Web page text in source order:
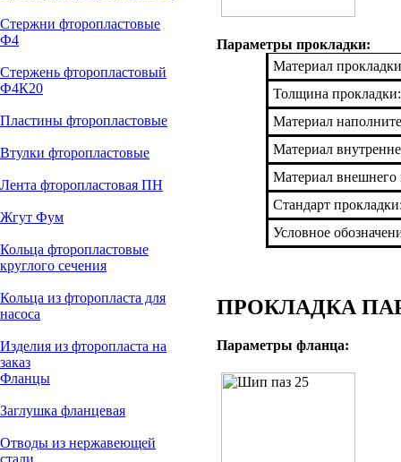
Стержни фторопластовые
Ф4
Стержень фторопластовый
Ф4К20
Пластины фторопластовые
Втулки фторопластовые
Лента фторопластовая ПН
Жгут Фум
Кольца фторопластовые
круглого сечения
Кольца из фторопласта для
насоса
Изделия из фторопласта на
заказ
Фланцы
Заглушка фланцевая
Отводы из нержавеющей
стали
Параметры прокладки:
Материал
Толщина прокладки:
Материал
Материал
Материал внешнего
Стандарт
Условное
ПРОКЛАДКА
Параметры фланца: